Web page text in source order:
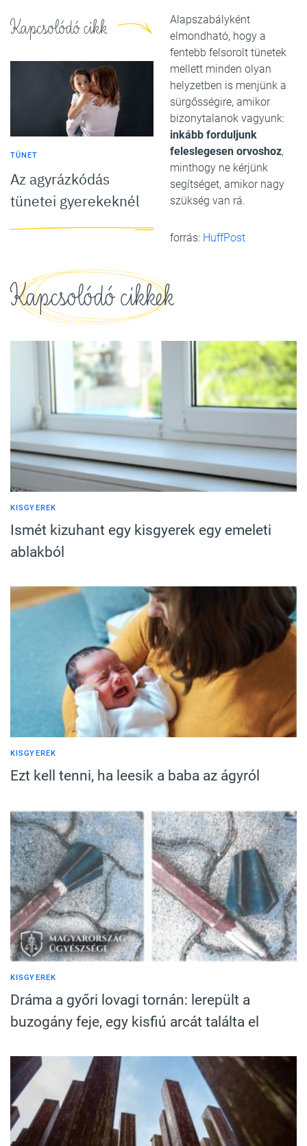
Kapcsolódó cikk
TÜNET
Az agyrázkódás
tünetei gyerekeknél
Alapszabályként
elmondható, hogy a
fentebb felsorolt tünetek
mellett minden olyan
helyzetben is menjünk a
sürgősségire, amikor
bizonytalanok vagyunk:
inkább forduljunk
feleslegesen orvoshoz,
minthogy ne kérjünk
segítséget, amikor nagy
szükség van rá.
forrás: HuffPost
Kapcsolódó cikkek
KISGYEREK
Ismét kizuhant egy kisgyerek egy emeleti
ablakból
KISGYEREK
Ezt kell tenni, ha leesik a baba az ágyról
KISGYEREK
Dráma a győri lovagi tornán: lerepült a
buzogány feje, egy kisfiú arcát találta el